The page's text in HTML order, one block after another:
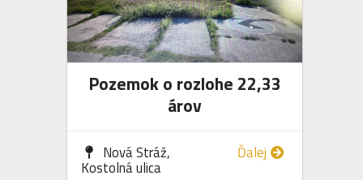
Pozemok o rozlohe 22,33
árov
Ďalej
Nová Stráž,
Kostolná ulica